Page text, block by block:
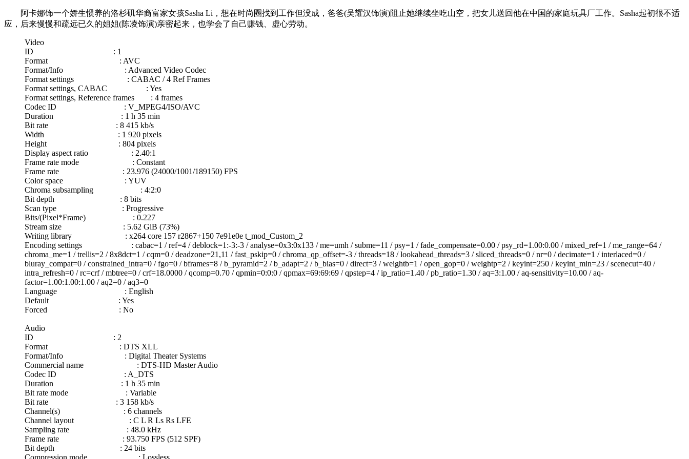
阿卡娜饰一个娇生惯养的洛杉矶华裔富家女孩Sasha Li，想在时尚圈找到工作但没成，爸爸(吴耀汉饰演)阻止她继续坐吃山空，把女儿送回他在中国的家庭玩具厂工作。Sasha起初很不适
应，后来慢慢和疏远已久的姐姐(陈凌饰演)亲密起来，也学会了自己赚钱、虚心劳动。
Video
ID : 1
Format : AVC
Format/Info : Advanced Video Codec
Format settings : CABAC / 4 Ref Frames
Format settings, CABAC : Yes
Format settings, Reference frames : 4 frames
Codec ID : V_MPEG4/ISO/AVC
Duration : 1 h 35 min
Bit rate : 8 415 kb/s
Width : 1 920 pixels
Height : 804 pixels
Display aspect ratio : 2.40:1
Frame rate mode : Constant
Frame rate : 23.976 (24000/1001/189150) FPS
Color space : YUV
Chroma subsampling : 4:2:0
Bit depth : 8 bits
Scan type : Progressive
Bits/(Pixel*Frame) : 0.227
Stream size : 5.62 GiB (73%)
Writing library : x264 core 157 r2867+150 7e91e0e t_mod_Custom_2
Encoding settings : cabac=1 / ref=4 / deblock=1:-3:-3 / analyse=0x3:0x133 / me=umh / subme=11 / psy=1 / fade_compensate=0.00 / psy_rd=1.00:0.00 / mixed_ref=1 / me_range=64 /
chroma_me=1 / trellis=2 / 8x8dct=1 / cqm=0 / deadzone=21,11 / fast_pskip=0 / chroma_qp_offset=-3 / threads=18 / lookahead_threads=3 / sliced_threads=0 / nr=0 / decimate=1 / interlaced=0 /
bluray_compat=0 / constrained_intra=0 / fgo=0 / bframes=8 / b_pyramid=2 / b_adapt=2 / b_bias=0 / direct=3 / weightb=1 / open_gop=0 / weightp=2 / keyint=250 / keyint_min=23 / scenecut=40 /
intra_refresh=0 / rc=crf / mbtree=0 / crf=18.0000 / qcomp=0.70 / qpmin=0:0:0 / qpmax=69:69:69 / qpstep=4 / ip_ratio=1.40 / pb_ratio=1.30 / aq=3:1.00 / aq-sensitivity=10.00 / aq-
factor=1.00:1.00:1.00 / aq2=0 / aq3=0
Language : English
Default : Yes
Forced : No
Audio
ID : 2
Format : DTS XLL
Format/Info : Digital Theater Systems
Commercial name : DTS-HD Master Audio
Codec ID : A_DTS
Duration : 1 h 35 min
Bit rate mode : Variable
Bit rate : 3 158 kb/s
Channel(s) : 6 channels
Channel layout : C L R Ls Rs LFE
Sampling rate : 48.0 kHz
Frame rate : 93.750 FPS (512 SPF)
Bit depth : 24 bits
Compression mode : Lossless